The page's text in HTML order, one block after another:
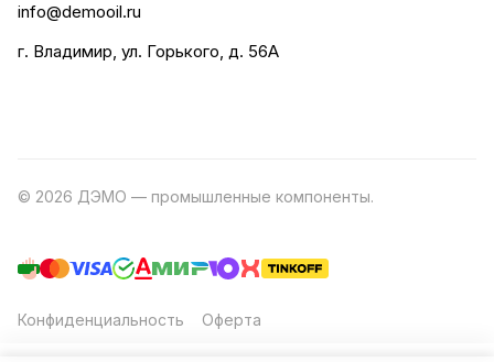
info@demooil.ru
г. Владимир, ул. Горького, д. 56А
© 2026 ДЭМО — промышленные компоненты.
Конфиденциальность Оферта